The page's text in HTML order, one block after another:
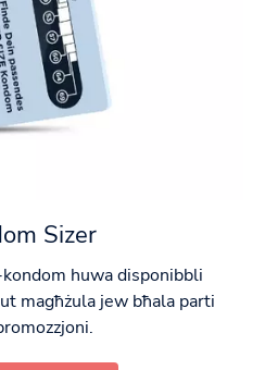
Sizer
huwa disponibbli
magħżula jew bħala parti